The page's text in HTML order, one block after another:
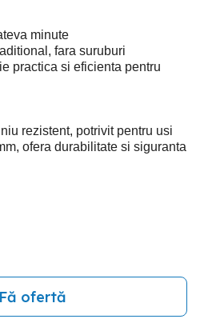
minute
fara suruburi
practica si eficienta pentru
rezistent, potrivit pentru usi
ofera durabilitate si siguranta
Fă ofertă